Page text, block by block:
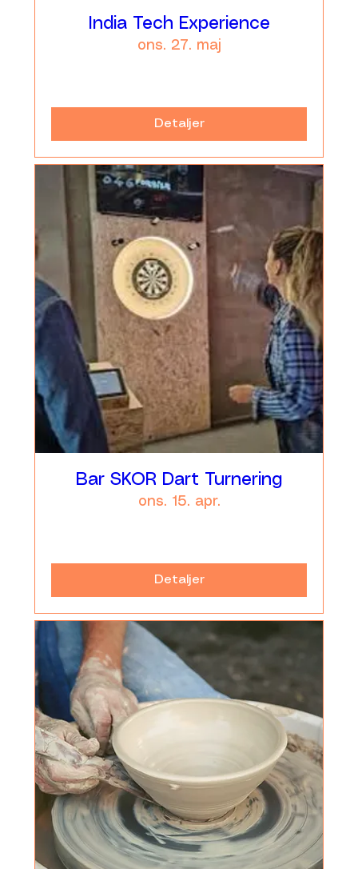
India Tech Experience
ons. 27. maj
Detaljer
Bar SKOR Dart Turnering
ons. 15. apr.
Detaljer